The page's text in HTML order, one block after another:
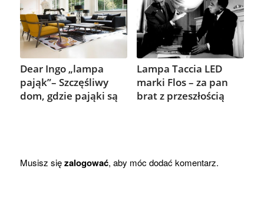
Dear Ingo „lampa
pająk”– Szczęśliwy
dom, gdzie pająki są
Lampa Taccia LED
marki Flos – za pan
brat z przeszłością
Musisz sięzalogować, aby móc dodać komentarz.